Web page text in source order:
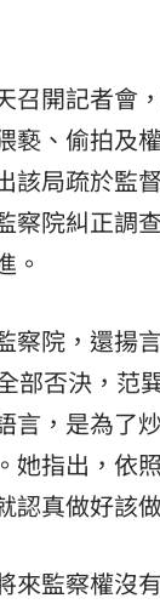
召開記者會
褻、偷拍及
該局疏於監
察院糾正調
。
察院，還揚
部否決，范
言，是為了
她指出，依
認真做好該
來監察權沒